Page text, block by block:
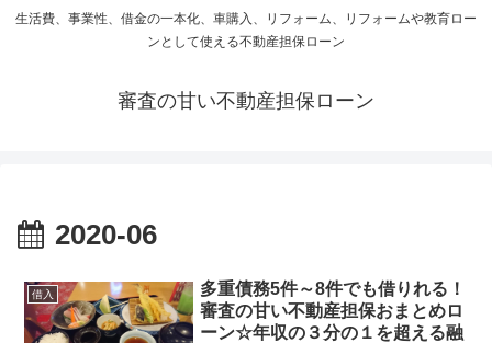
生活費、事業性、借金の一本化、車購入、リフォーム、リフォームや教育ロー
ンとして使える不動産担保ローン
審査の甘い不動産担保ローン
2020-06
借入
多重債務5件～8件でも借りれる！
審査の甘い不動産担保おまとめロ
ーン☆年収の３分の１を超える融